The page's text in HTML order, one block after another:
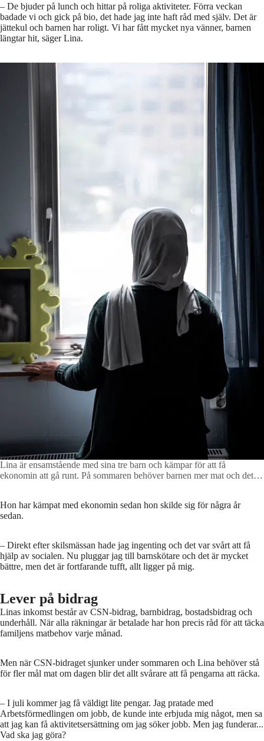
–⁠ De bjuder på lunch och hittar på roliga aktiviteter. Förra veckan
badade vi och gick på bio, det hade jag inte haft råd med själv. Det är
jättekul och barnen har roligt. Vi har fått mycket nya vänner, barnen
längtar hit, säger Lina.
Lina är ensamstående med sina tre barn och kämpar för att få
ekonomin att gå runt. På sommaren behöver barnen mer mat och det
Hon har kämpat med ekonomin sedan hon skilde sig för några år
sedan.
–⁠ Direkt efter skilsmässan hade jag ingenting och det var svårt att få
hjälp av socialen. Nu pluggar jag till barnskötare och det är mycket
bättre, men det är fortfarande tufft, allt ligger på mig.
Lever på bidrag
Linas inkomst består av CSN-bidrag, barnbidrag, bostadsbidrag och
underhåll. När alla räkningar är betalade har hon precis råd för att täcka
familjens matbehov varje månad.
Men när CSN-bidraget sjunker under sommaren och Lina behöver stå
för fler mål mat om dagen blir det allt svårare att få pengarna att räcka.
–⁠ I juli kommer jag få väldigt lite pengar. Jag pratade med
Arbetsförmedlingen om jobb, de kunde inte erbjuda mig något, men sa
att jag kan få aktivitetsersättning om jag söker jobb. Men jag funderar...
Vad ska jag göra?